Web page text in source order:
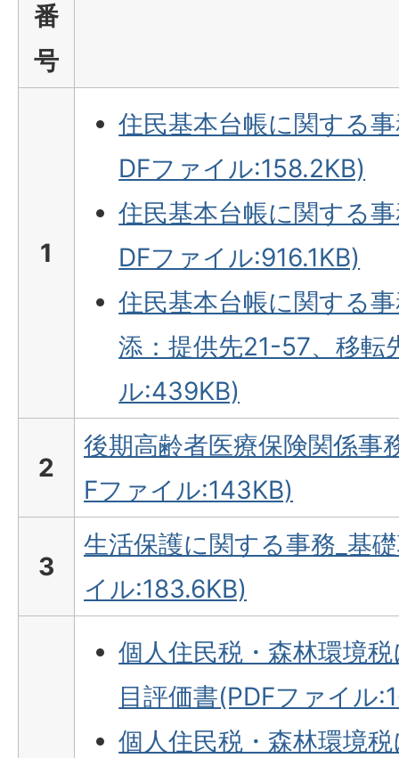
番
号
1
住民基本台帳に関する
DFファイル:158.2KB)
住民基本台帳に関する
DFファイル:916.1KB)
住民基本台帳に関する
添：提供先21-57、移転
ル:439KB)
2
後期高齢者医療保険関係事
Fファイル:143KB)
3
生活保護に関する事務_基
イル:183.6KB)
個人住民税・森林環境
目評価書(PDFファイル
個人住民税・森林環境